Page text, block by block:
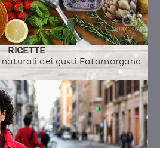
RICETTE
dei gusti Fatamorgana.